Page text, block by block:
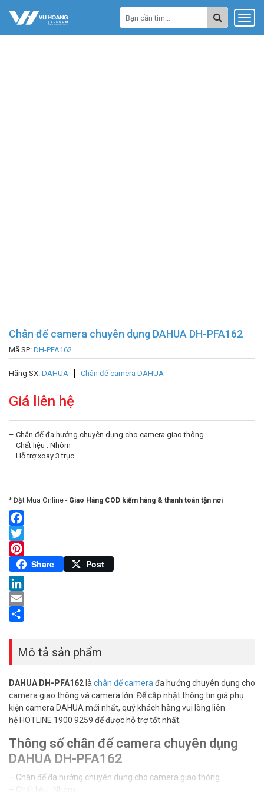
Chân đế camera chuyên dụng DAHUA DH-PFA162
Mã SP: DH-PFA162
Hãng SX: DAHUA Chân đế camera DAHUA
Giá liên hệ
– Chân đế đa hướng chuyên dụng cho camera giao thông
– Chất liệu : Nhôm
– Hỗ trợ xoay 3 trục
* Đặt Mua Online - Giao Hàng COD kiểm hàng & thanh toán tận nơi
Facebook
Twitter
Pinterest
Share Post
LinkedIn
Email
Mô tả sản phẩm
DAHUA DH-PFA162là chân đế camera đa hướng chuyên dụng cho
camera giao thông và camera lớn. Để cập nhật thông tin giá phụ
kiện camera DAHUA mới nhất, quý khách hàng vui lòng liên
hệ HOTLINE 1900 9259 để được hỗ trợ tốt nhất.
Thông số chân đế camera chuyên dụng
DAHUA DH-PFA162
– Chân đế đa hướng chuyên dụng cho camera giao thông.
– Chất liệu : Nhôm